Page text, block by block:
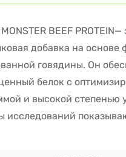
BEEF
добавка на основе
говядины. Он
белок с
и высокой степенью
исследований